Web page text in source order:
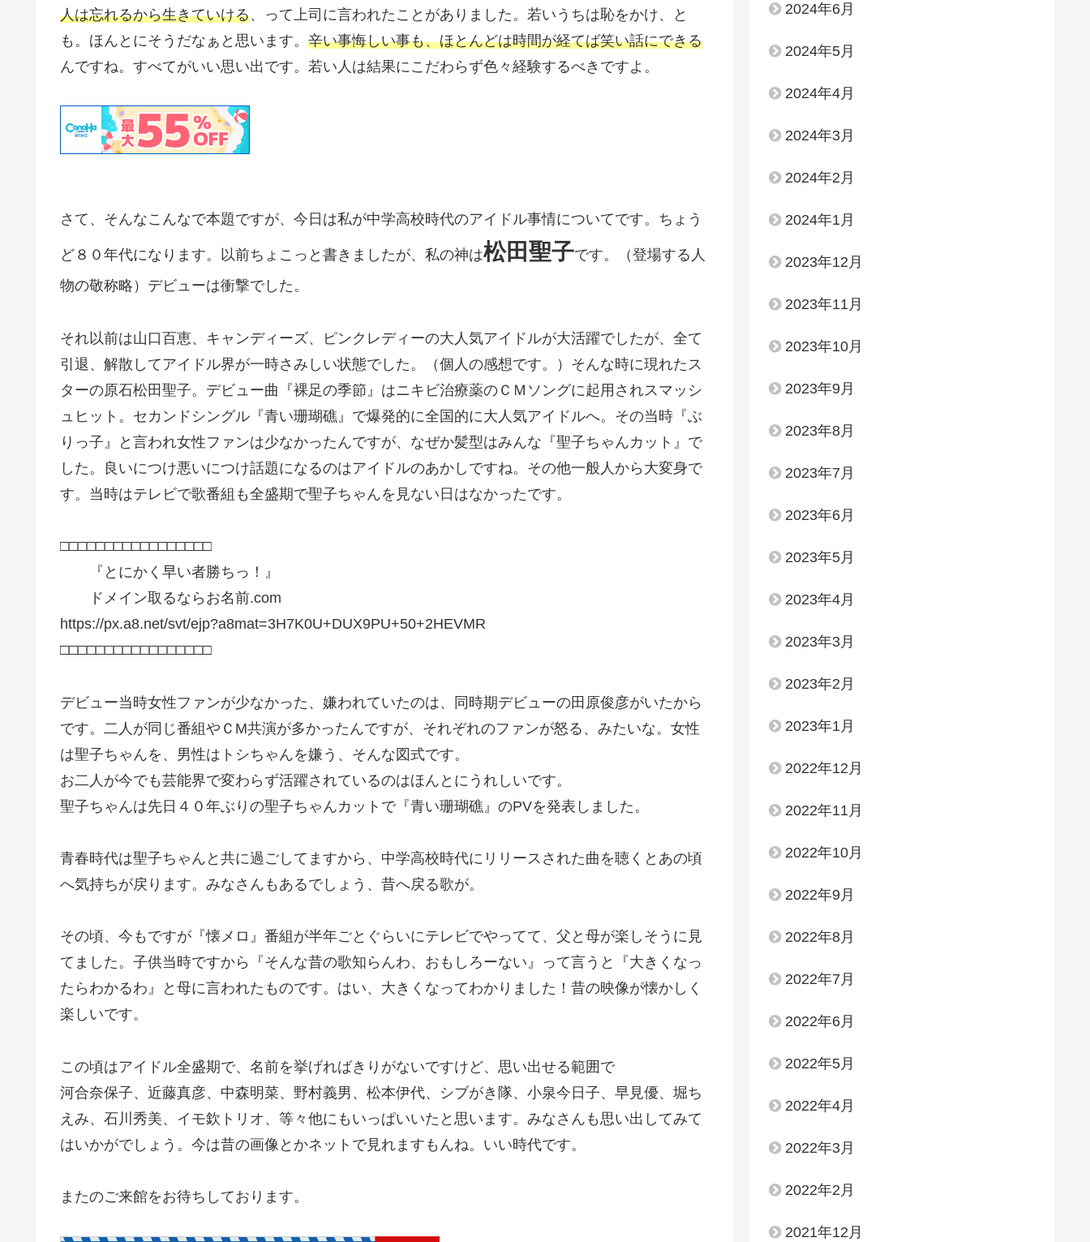
人は忘れるから生きていける、って上司に言われたことがありました。若いうちは恥をかけ、と
も。ほんとにそうだなぁと思います。 辛い事悔しい事も、ほとんどは時間が経てば笑い話にできる
んですね。すべてがいい思い出です。若い人は結果にこだわらず色々経験するべきですよ。
さて、そんなこんなで本題ですが、今日は私が中学高校時代のアイドル事情についてです。ちょう
ど８０年代になります。以前ちょこっと書きましたが、私の神は松田聖子です。（登場する人
物の敬称略）デビューは衝撃でした。
それ以前は山口百恵、キャンディーズ、ピンクレディーの大人気アイドルが大活躍でしたが、全て
引退、解散してアイドル界が一時さみしい状態でした。（個人の感想です。）そんな時に現れたス
ターの原石松田聖子。デビュー曲『裸足の季節』はニキビ治療薬のＣＭソングに起用されスマッシ
ュヒット。セカンドシングル『青い珊瑚礁』で爆発的に全国的に大人気アイドルへ。その当時『ぶ
りっ子』と言われ女性ファンは少なかったんですが、なぜか髪型はみんな『聖子ちゃんカット』で
した。良いにつけ悪いにつけ話題になるのはアイドルのあかしですね。その他一般人から大変身で
す。当時はテレビで歌番組も全盛期で聖子ちゃんを見ない日はなかったです。
□□□□□□□□□□□□□□□□□
『とにかく早い者勝ちっ！』
ドメイン取るならお名前.com
https://px.a8.net/svt/ejp?a8mat=3H7K0U+DUX9PU+50+2HEVMR
□□□□□□□□□□□□□□□□□
デビュー当時女性ファンが少なかった、嫌われていたのは、同時期デビューの田原俊彦がいたから
です。二人が同じ番組やＣM共演が多かったんですが、それぞれのファンが怒る、みたいな。女性
は聖子ちゃんを、男性はトシちゃんを嫌う、そんな図式です。
お二人が今でも芸能界で変わらず活躍されているのはほんとにうれしいです。
聖子ちゃんは先日４０年ぶりの聖子ちゃんカットで『青い珊瑚礁』のPVを発表しました。
青春時代は聖子ちゃんと共に過ごしてますから、中学高校時代にリリースされた曲を聴くとあの頃
へ気持ちが戻ります。みなさんもあるでしょう、昔へ戻る歌が。
その頃、今もですが『懐メロ』番組が半年ごとぐらいにテレビでやってて、父と母が楽しそうに見
てました。子供当時ですから『そんな昔の歌知らんわ、おもしろーない』って言うと『大きくなっ
たらわかるわ』と母に言われたものです。はい、大きくなってわかりました！昔の映像が懐かしく
楽しいです。
この頃はアイドル全盛期で、名前を挙げればきりがないですけど、思い出せる範囲で
河合奈保子、近藤真彦、中森明菜、野村義男、松本伊代、シブがき隊、小泉今日子、早見優、堀ち
えみ、石川秀美、イモ欽トリオ、等々他にもいっぱいいたと思います。みなさんも思い出してみて
はいかがでしょう。今は昔の画像とかネットで見れますもんね。いい時代です。
またのご来館をお待ちしております。
2024年6月
2024年5月
2024年4月
2024年3月
2024年2月
2024年1月
2023年12月
2023年11月
2023年10月
2023年9月
2023年8月
2023年7月
2023年6月
2023年5月
2023年4月
2023年3月
2023年2月
2023年1月
2022年12月
2022年11月
2022年10月
2022年9月
2022年8月
2022年7月
2022年6月
2022年5月
2022年4月
2022年3月
2022年2月
2021年12月